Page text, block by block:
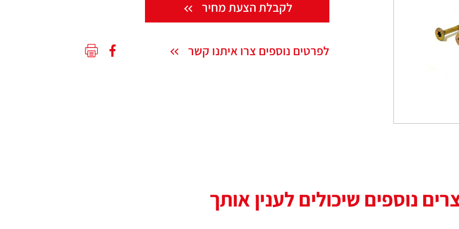
לקבלת הצעת מחיר
לפרטים נוספים צרו איתנו קשר
נוספים שיכולים לענין אותך